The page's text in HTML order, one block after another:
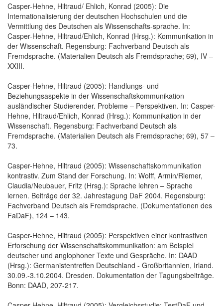
Casper-Hehne, Hiltraud/ Ehlich, Konrad (2005): Die
Internationalisierung der deutschen Hochschulen und die
Vermittlung des Deutschen als Wissenschafts-sprache. In:
Casper-Hehne, Hiltraud/Ehlich, Konrad (Hrsg.): Kommunikation in
der Wissenschaft. Regensburg: Fachverband Deutsch als
Fremdsprache. (Materialien Deutsch als Fremdsprache; 69), IV –
XXIII.
Casper-Hehne, Hiltraud (2005): Handlungs- und
Beziehungsaspekte in der Wissenschaftskommunikation
ausländischer Studierender. Probleme – Perspektiven. In: Casper-
Hehne, Hiltraud/Ehlich, Konrad (Hrsg.): Kommunikation in der
Wissenschaft. Regensburg: Fachverband Deutsch als
Fremdsprache. (Materialien Deutsch als Fremdsprache; 69), 57 –
73.
Casper-Hehne, Hiltraud (2005): Wissenschaftskommunikation
kontrastiv. Zum Stand der Forschung. In: Wolff, Armin/Riemer,
Claudia/Neubauer, Fritz (Hrsg.): Sprache lehren – Sprache
lernen. Beiträge der 32. Jahrestagung DaF 2004. Regensburg:
Fachverband Deutsch als Fremdsprache. (Dokumentationen des
FaDaF), 124 – 143.
Casper-Hehne, Hiltraud (2005): Perspektiven einer kontrastiven
Erforschung der Wissenschaftskommunikation: am Beispiel
deutscher und anglophoner Texte und Gespräche. In: DAAD
(Hrsg.): Germanistentreffen Deutschland - Großbritannien, Irland.
30.09.-3.10.2004. Dresden. Dokumentation der Tagungsbeiträge.
Bonn: DAAD, 207-217.